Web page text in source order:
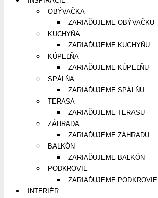
OBÝVAČKA
ZARIAĎUJEME OBÝVAČKU
KUCHYŇA
ZARIAĎUJEME KUCHYŇU
KÚPEĽŇA
ZARIAĎUJEME KÚPEĽŇU
SPÁLŇA
ZARIAĎUJEME SPÁLŇU
TERASA
ZARIAĎUJEME TERASU
ZÁHRADA
ZARIAĎUJEME ZÁHRADU
BALKÓN
ZARIAĎUJEME BALKÓN
PODKROVIE
ZARIAĎUJEME PODKROVIE
INTERIÉR